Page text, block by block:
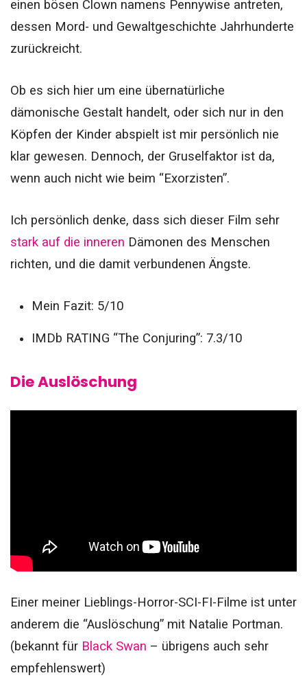
einen bösen Clown namens Pennywise antreten,
dessen Mord- und Gewaltgeschichte Jahrhunderte
zurückreicht.
Ob es sich hier um eine übernatürliche
dämonische Gestalt handelt, oder sich nur in den
Köpfen der Kinder abspielt ist mir persönlich nie
klar gewesen. Dennoch, der Gruselfaktor ist da,
wenn auch nicht wie beim “Exorzisten”.
Ich persönlich denke, dass sich dieser Film sehr
stark auf die inneren Dämonen des Menschen
richten, und die damit verbundenen Ängste.
Mein Fazit: 5/10
IMDb RATING “The Conjuring”: 7.3/10
Die Auslöschung
Einer meiner Lieblings-Horror-SCI-FI-Filme ist unter
anderem die “Auslöschung” mit Natalie Portman.
(bekannt für Black Swan – übrigens auch sehr
empfehlenswert)